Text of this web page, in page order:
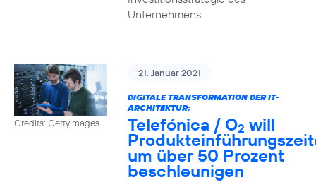
Unternehmens.
Credits: Gettyimages
21. Januar 2021
DIGITALE TRANSFORMATION DER IT-
ARCHITEKTUR:
Telefónica / O2 will
um über 50 Prozent
beschleunigen